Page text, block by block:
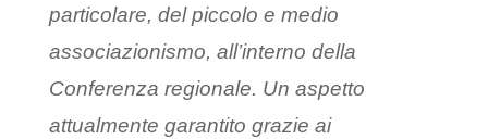
particolare, del piccolo e medio
associazionismo, all’interno della
Conferenza regionale. Un aspetto
attualmente garantito grazie ai